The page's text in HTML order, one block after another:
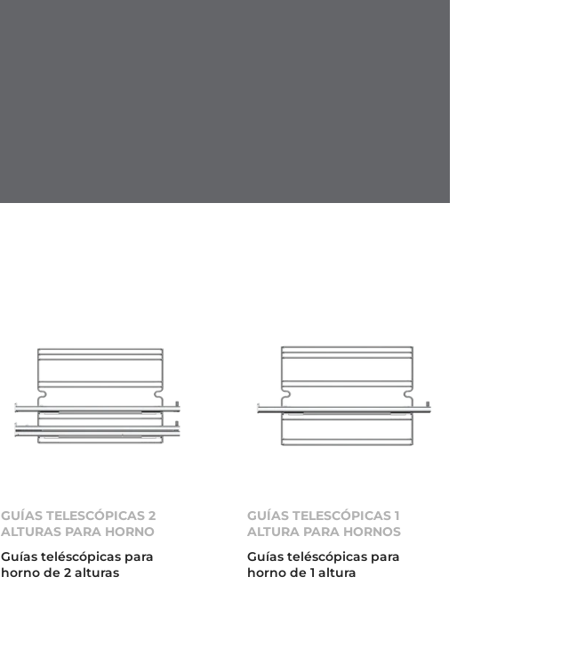
GUÍAS TELESCÓPICAS 2
ALTURAS PARA HORNO
Guías teléscópicas para
horno de 2 alturas
GUÍAS TELESCÓPICAS 1
ALTURA PARA HORNOS
Guías teléscópicas para
horno de 1 altura